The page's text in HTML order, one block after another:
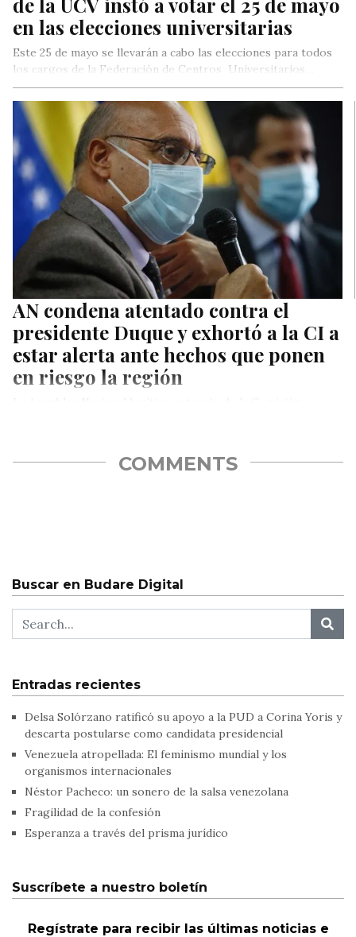
en las elecciones universitarias
Este 25 de mayo se llevarán a cabo las elecciones para todos
los cargos de la Federación de Centros Universitarios…
AN condena atentado contra el
presidente Duque y exhortó a la CI a
estar alerta ante hechos que ponen
en riesgo la región
COMMENTS
Buscar en Budare Digital
Entradas recientes
Delsa Solórzano ratificó su apoyo a la PUD a Corina Yoris y
descarta postularse como candidata presidencial
Venezuela atropellada: El feminismo mundial y los
organismos internacionales
Néstor Pacheco: un sonero de la salsa venezolana
Fragilidad de la confesión
Esperanza a través del prisma jurídico
Suscríbete a nuestro boletín
Regístrate para recibir las últimas noticias e